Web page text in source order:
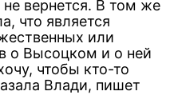
вернется. В том же
что является
или
о Высоцком и о ней
чтобы кто-то
Влади, пишет